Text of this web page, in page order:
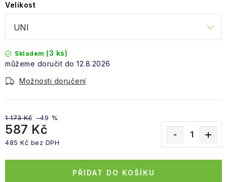
Velikost
Skladem (3 ks)
12.8.2026
Možnosti doručení
1 173 Kč –49 %
587 Kč
485 Kč bez DPH
PŘIDAT DO KOŠÍKU